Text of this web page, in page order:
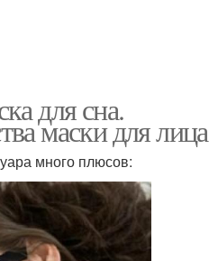
для сна.
маски для лица
много плюсов: